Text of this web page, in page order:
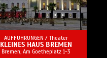
AUFFÜHRUNGEN / Theater
KLEINES HAUS BREMEN
Bremen, Am Goetheplatz 1-3